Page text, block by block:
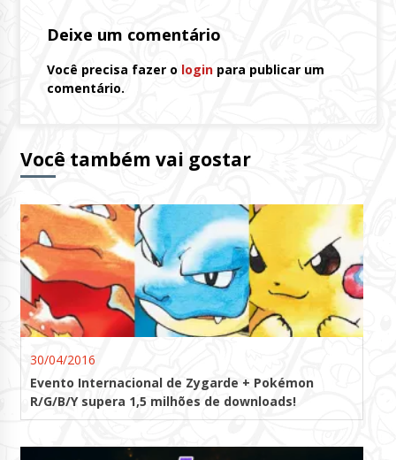
Deixe um comentário
Você precisa fazer o loginpara publicar um
comentário.
Você também vai gostar
30/04/2016
Evento Internacional de Zygarde + Pokémon
R/G/B/Y supera 1,5 milhões de downloads!